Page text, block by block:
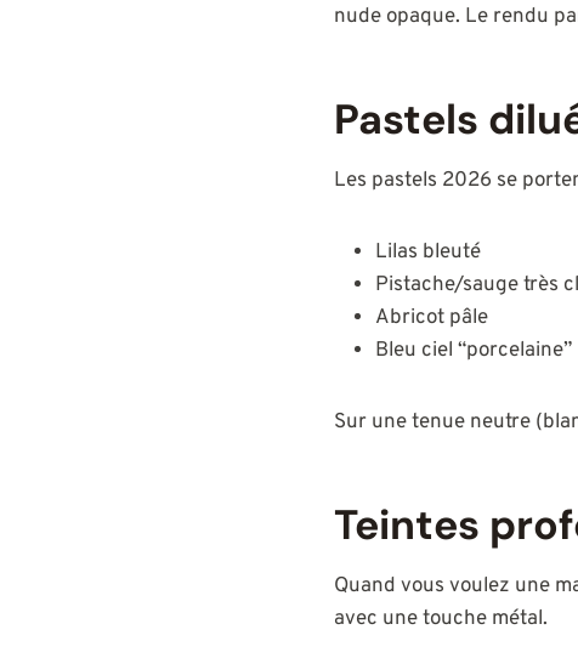
nude opaque. Le rendu
Pastels
Les pastels 2026 se
Lilas bleuté
Pistache/sauge très
Abricot pâle
Bleu ciel “porcelaine”
Sur une tenue neutre
Teintes
Quand vous voulez une
avec une touche métal.